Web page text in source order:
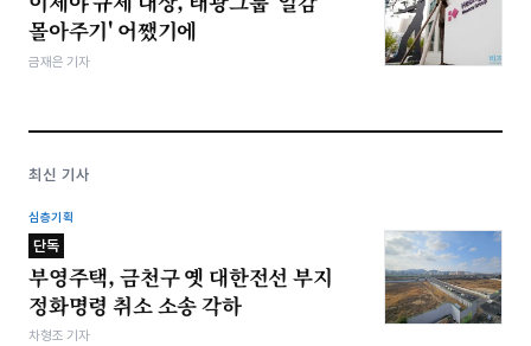
몰아주기' 어쨌기에
금재은 기자
최신 기사
심층기획
단독
부영주택, 금천구 옛 대한전선 부지
정화명령 취소 소송 각하
차형조 기자